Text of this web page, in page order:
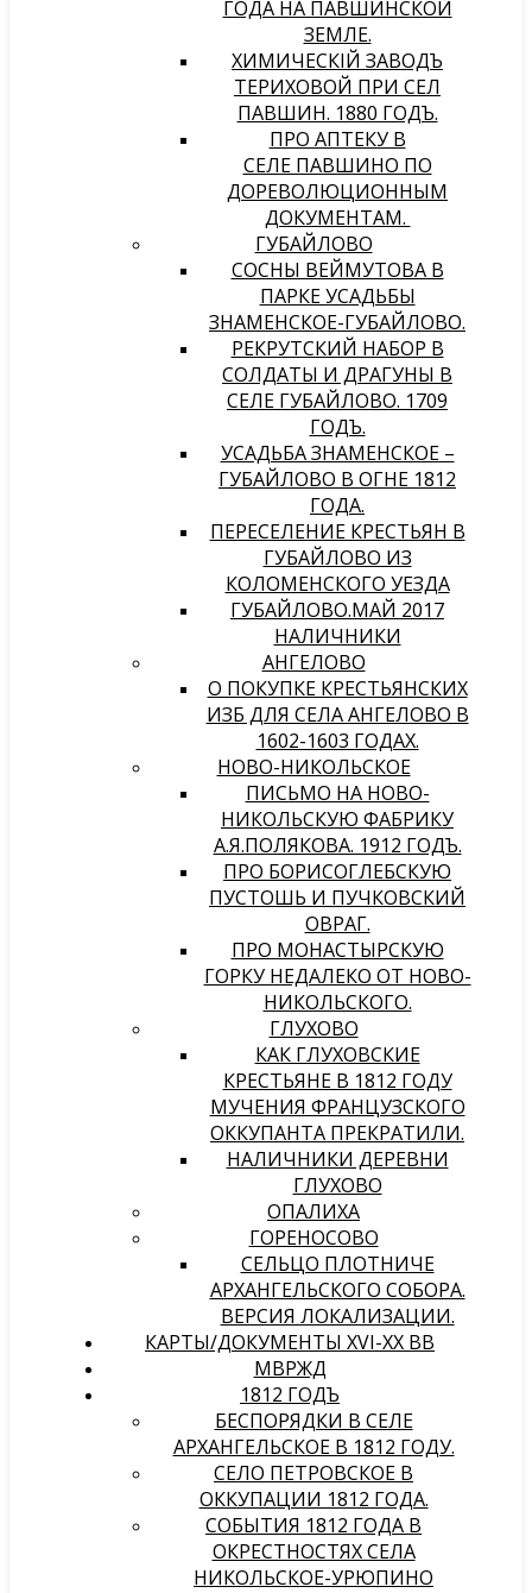
ГОДА НА ПАВШИНСКОЙ
ЗЕМЛЕ.
ХИМИЧЕСКIЙ ЗАВОДЪ
ТЕРИХОВОЙ ПРИ СЕЛѢ
ПАВШИНѢ. 1880 ГОДЪ.
ПРО АПТЕКУ В
СЕЛЕ ПАВШИНО ПО
ДОРЕВОЛЮЦИОННЫМ
ДОКУМЕНТАМ.
ГУБАЙЛОВО
СОСНЫ ВЕЙМУТОВА В
ПАРКЕ УСАДЬБЫ
ЗНАМЕНСКОЕ-ГУБАЙЛОВО.
РЕКРУТСКИЙ НАБОР В
СОЛДАТЫ И ДРАГУНЫ В
СЕЛЕ ГУБАЙЛОВО. 1709
ГОДЪ.
УСАДЬБА ЗНАМЕНСКОЕ –
ГУБАЙЛОВО В ОГНЕ 1812
ГОДА.
ПЕРЕСЕЛЕНИЕ КРЕСТЬЯН В
ГУБАЙЛОВО ИЗ
КОЛОМЕНСКОГО УЕЗДА
ГУБАЙЛОВО.МАЙ 2017
НАЛИЧНИКИ
АНГЕЛОВО
О ПОКУПКЕ КРЕСТЬЯНСКИХ
ИЗБ ДЛЯ СЕЛА АНГЕЛОВО В
1602-1603 ГОДАХ.
НОВО-НИКОЛЬСКОЕ
ПИСЬМО НА НОВО-
НИКОЛЬСКУЮ ФАБРИКУ
А.Я.ПОЛЯКОВА. 1912 ГОДЪ.
ПРО БОРИСОГЛЕБСКУЮ
ПУСТОШЬ И ПУЧКОВСКИЙ
ОВРАГ.
ПРО МОНАСТЫРСКУЮ
ГОРКУ НЕДАЛЕКО ОТ НОВО-
НИКОЛЬСКОГО.
ГЛУХОВО
КАК ГЛУХОВСКИЕ
КРЕСТЬЯНЕ В 1812 ГОДУ
МУЧЕНИЯ ФРАНЦУЗСКОГО
ОККУПАНТА ПРЕКРАТИЛИ.
НАЛИЧНИКИ ДЕРЕВНИ
ГЛУХОВО
ОПАЛИХА
ГОРЕНОСОВО
СЕЛЬЦО ПЛОТНИЧЕ
АРХАНГЕЛЬСКОГО СОБОРА.
ВЕРСИЯ ЛОКАЛИЗАЦИИ.
КАРТЫ/ДОКУМЕНТЫ XVI-XX ВВ
МВРЖД
1812 ГОДЪ
БЕСПОРЯДКИ В СЕЛЕ
АРХАНГЕЛЬСКОЕ В 1812 ГОДУ.
СЕЛО ПЕТРОВСКОЕ В
ОККУПАЦИИ 1812 ГОДА.
СОБЫТИЯ 1812 ГОДА В
ОКРЕСТНОСТЯХ СЕЛА
НИКОЛЬСКОЕ-УРЮПИНО